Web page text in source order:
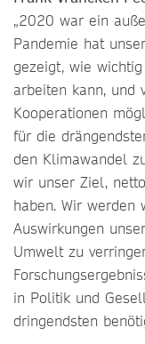
„2020 war ein
Pandemie hat
gezeigt, wie
arbeiten kann, und
Kooperationen
für die
den Klimawandel
wir unser Ziel,
haben. Wir werden
Auswirkungen
Umwelt zu
in Politik und
dringendsten